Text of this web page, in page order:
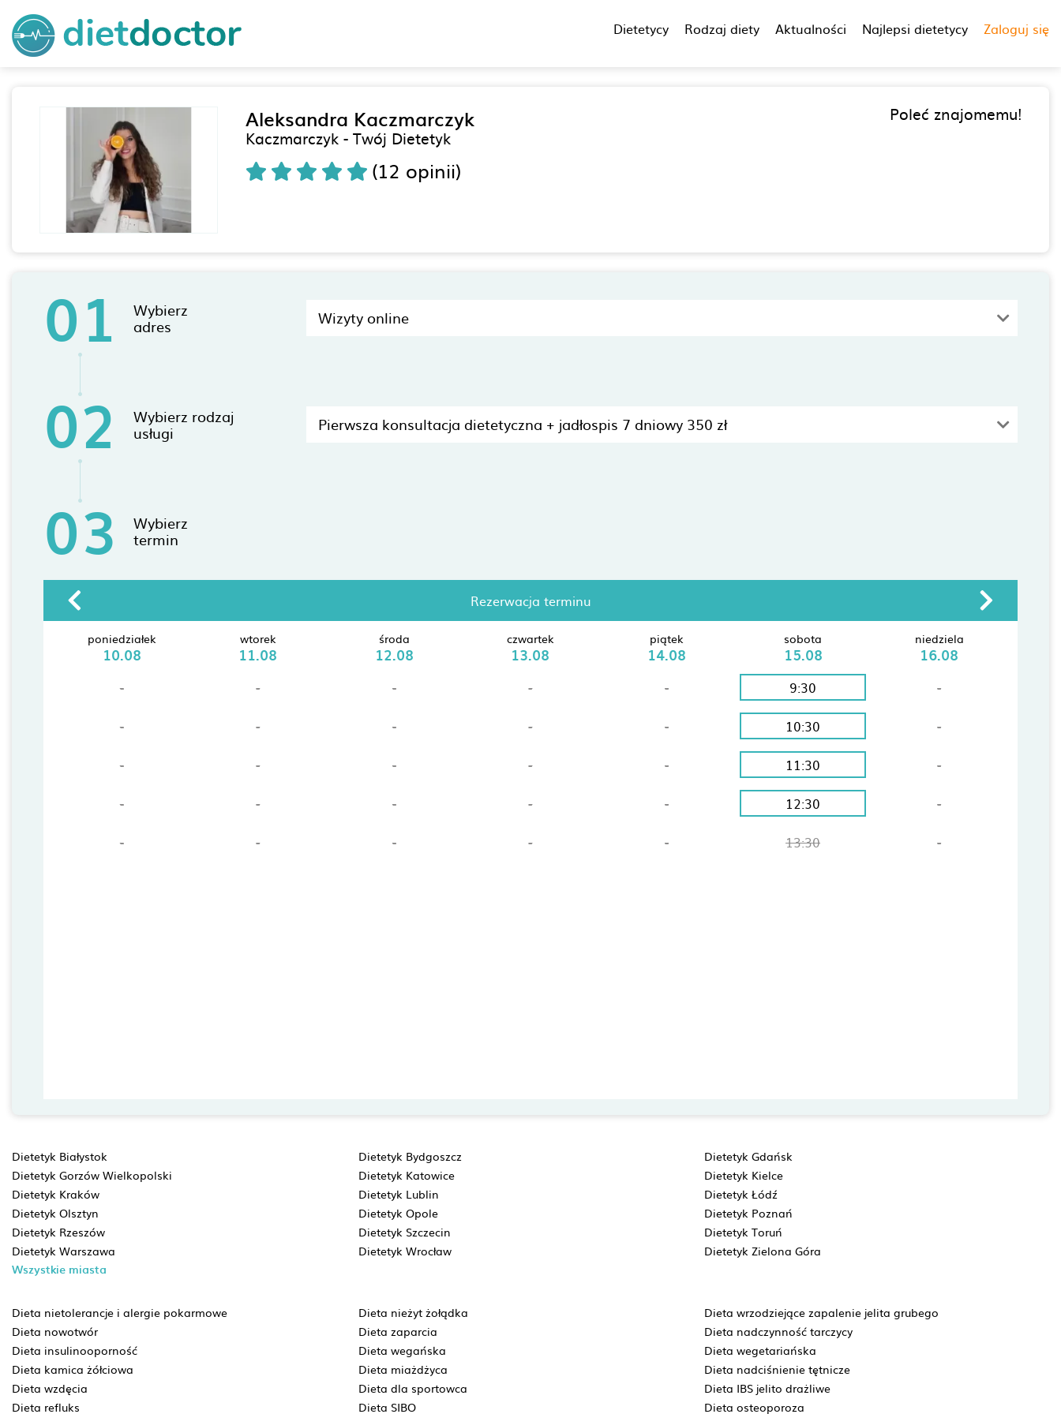
Dietetycy Rodzaj diety Aktualności Najlepsi dietetycy Zaloguj się
Aleksandra Kaczmarczyk
Kaczmarczyk - Twój Dietetyk
(12 opinii)
Poleć znajomemu!
01 Wybierz
adres Wizyty online
02 Wybierz rodzaj
usługi Pierwsza konsultacja dietetyczna + jadłospis 7 dniowy 350 zł
03 Wybierz
termin
Rezerwacja terminu
poniedziałek
10.08
-
-
-
-
-
wtorek
11.08
-
-
-
-
-
środa
12.08
-
-
-
-
-
czwartek
13.08
-
-
-
-
-
piątek
14.08
-
-
-
-
-
sobota
15.08
9:30
10:30
11:30
12:30
13:30
niedziela
16.08
-
-
-
-
-
Dietetyk Białystok Dietetyk Bydgoszcz
Dietetyk Gdańsk
Dietetyk Gorzów Wielkopolski
Dietetyk Katowice
Dietetyk Kielce
Dietetyk Kraków
Dietetyk Lublin
Dietetyk Łódź
Dietetyk Olsztyn
Dietetyk Opole
Dietetyk Poznań
Dietetyk Rzeszów
Dietetyk Szczecin
Dietetyk Toruń
Dietetyk Warszawa
Dietetyk Wrocław Dietetyk Zielona Góra
Wszystkie miasta
Dieta nietolerancje i alergie pokarmowe Dieta nieżyt żołądka
Dieta wrzodziejące zapalenie jelita grubego
Dieta nowotwór
Dieta zaparcia
Dieta nadczynność tarczycy
Dieta insulinooporność
Dieta wegańska
Dieta wegetariańska
Dieta kamica żółciowa
Dieta miażdżyca
Dieta nadciśnienie tętnicze
Dieta wzdęcia
Dieta dla sportowca
Dieta IBS jelito drażliwe
Dieta refluks
Dieta SIBO Dieta osteoporoza